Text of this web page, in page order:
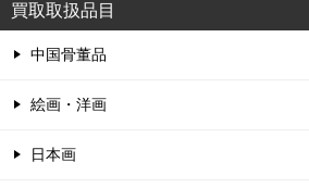
買取取扱品目
中国骨董品
絵画・洋画
日本画